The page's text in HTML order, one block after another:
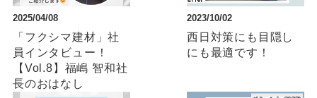
2025/04/08
「フクシマ建材」社
員インタビュー！
【Vol.8】福嶋 智和社
長のおはなし
2023/10/02
西日対策にも目隠し
にも最適です！